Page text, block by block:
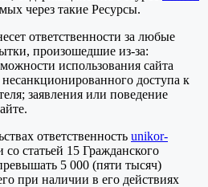
через такие Ресурсы.
ответственности за любые
произошедшие из-за:
использования сайта
доступа к
заявления или поведение
ответственность unikor-
со статьей 15 Гражданского
5 000 (пяти тысяч)
при наличии в его действиях